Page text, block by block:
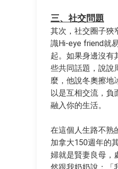
三、社交問題
其次，社交圈子狹
識Hi-eye friend就
起。如果身邊沒有
些共同話題，說說
麼，他說冬奧擦地
以是互相交流，負
融入你的生活。
在這個人生路不熟
加拿大150週年的
婦就是賢妻良母，
然跟我奶奶說：「